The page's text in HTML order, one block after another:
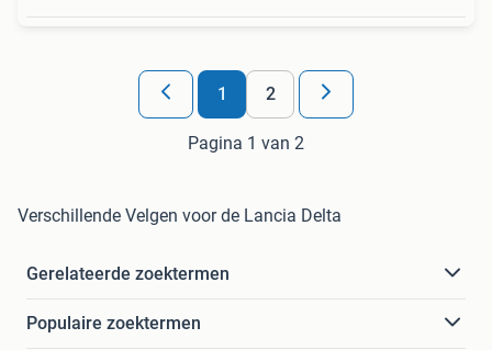
1 2
Pagina 1 van 2
Verschillende Velgen voor de Lancia Delta
Gerelateerde zoektermen
Populaire zoektermen